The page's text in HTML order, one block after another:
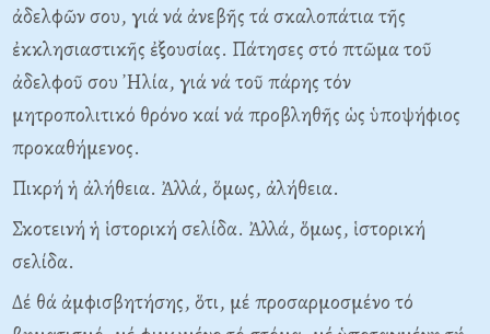
ἀδελφῶν σου, γιά νά ἀνεβῆς τά σκαλοπάτια τῆς
ἐκκλησιαστικῆς ἐξουσίας. Πάτησες στό πτῶμα τοῦ
ἀδελφοῦ σου ᾽Hλία, γιά νά τοῦ πάρης τόν
μητροπολιτικό θρόνο καί νά προβληθῆς ὡς ὑποψήφιος
προκαθήμενος.
Πικρή ἡ ἀλήθεια. Ἀλλά, ὅμως, ἀλήθεια.
Σκοτεινή ἡ ἱστορική σελίδα. Ἀλλά, ὅμως, ἱστορική
σελίδα.
Δέ θά ἀμφισβητήσης, ὅτι, μέ προσαρμοσμένο τό